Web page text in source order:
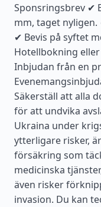
Sponsringsbrev ✔
mm, taget
✔ Bevis på syftet
Hotellbokning
Inbjudan från en
Säkerställ att alla
för att undvika
Ukraina under
ytterligare risker,
försäkring som
medicinska
även risker
invasion. Du kan